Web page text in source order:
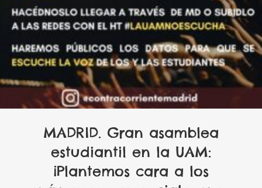
MADRID. Gran asamblea
estudiantil en la UAM:
¡Plantemos cara a los